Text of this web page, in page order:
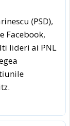
(PSD),
Facebook,
lideri ai PNL